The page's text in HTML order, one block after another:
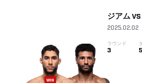
WIN
ジアム VS
2025.02.02
ラウンド
3